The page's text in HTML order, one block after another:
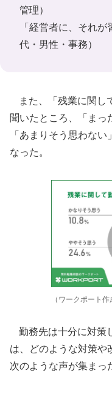
管理）
「経営者に、それ
代・男性・事務）
また、「残業に関し
聞いたところ、「まっ
「あまりそう思わな
なった。
（ワークポート作
勤務先は十分に対策
は、どのような対策や
次のような声が集まっ